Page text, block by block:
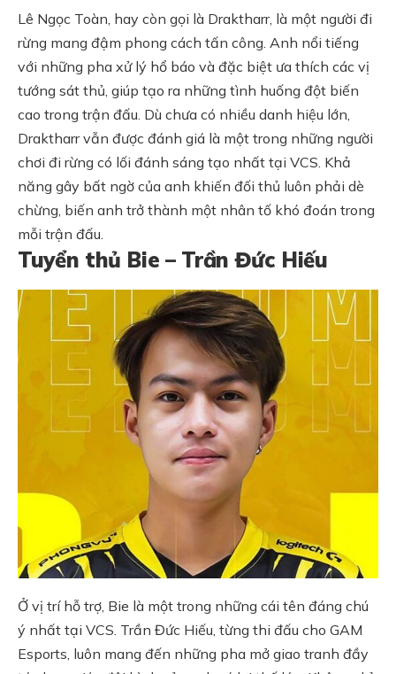
Lê Ngọc Toàn, hay còn gọi là Draktharr, là một người đi
rừng mang đậm phong cách tấn công. Anh nổi tiếng
với những pha xử lý hổ báo và đặc biệt ưa thích các vị
tướng sát thủ, giúp tạo ra những tình huống đột biến
cao trong trận đấu. Dù chưa có nhiều danh hiệu lớn,
Draktharr vẫn được đánh giá là một trong những người
chơi đi rừng có lối đánh sáng tạo nhất tại VCS. Khả
năng gây bất ngờ của anh khiến đối thủ luôn phải dè
chừng, biến anh trở thành một nhân tố khó đoán trong
mỗi trận đấu.
Tuyển thủ Bie – Trần Đức Hiếu
Ở vị trí hỗ trợ, Bie là một trong những cái tên đáng chú
ý nhất tại VCS. Trần Đức Hiếu, từng thi đấu cho GAM
Esports, luôn mang đến những pha mở giao tranh đầy